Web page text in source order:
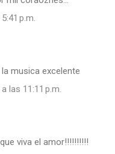
p.m.
musica excelente
las 11:11 p.m.
viva el amor!!!!!!!!!!